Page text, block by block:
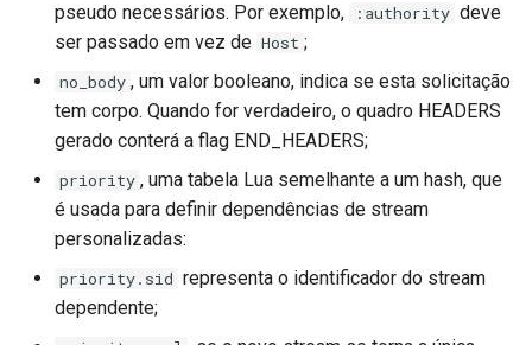
pseudo necessários. Por exemplo,
:authority deve
ser passado em vez de Host ;
no_body , um valor booleano, indica se esta solicitação
tem corpo. Quando for verdadeiro, o quadro HEADERS
gerado conterá a flag END_HEADERS;
priority , uma tabela Lua semelhante a um hash, que
é usada para definir dependências de stream
personalizadas:
priority.sid representa o identificador do stream
dependente;